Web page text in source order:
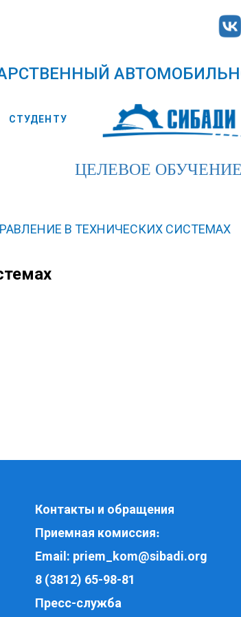
СТУДЕНТУ
ЦЕЛЕВОЕ ОБУЧЕНИЕ
В ТЕХНИЧЕСКИХ СИСТЕМАХ
Контакты и обращения
Приемная комиссия:
Email: priem_kom@sibadi.org
8 (3812) 65-98-81
Пресс-служба